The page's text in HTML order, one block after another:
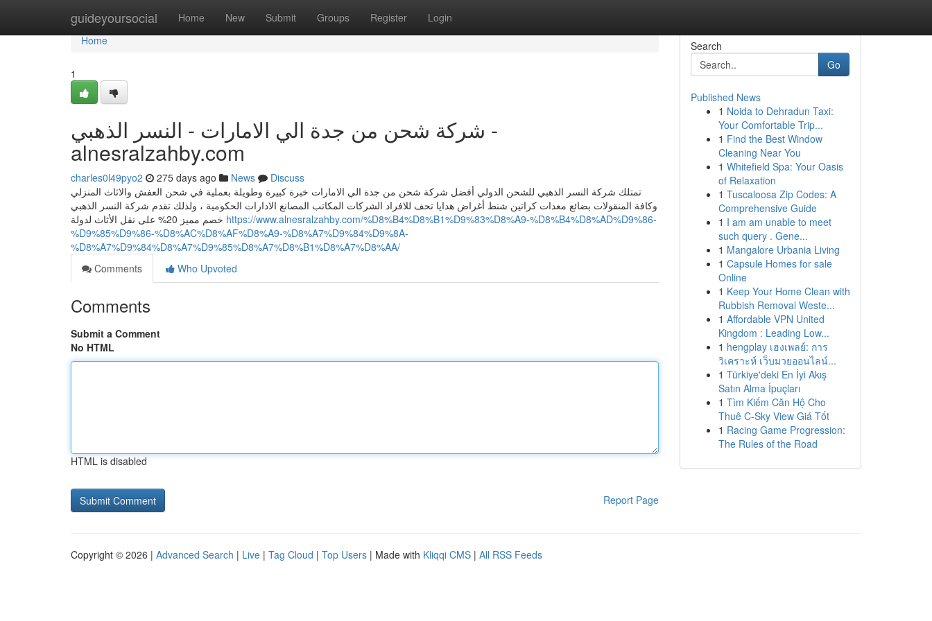
guideyoursocial Home New Submit Groups Register Login
Home
Home
1
شركة شحن من جدة الي الامارات - النسر الذهبي -
alnesralzahby.com
charles0l49pyo2 275 days ago News
Discuss
تمتلك شركة النسر الذهبي للشحن الدولي أفضل شركة شحن من جدة الي الامارات خبرة كبيرة وطويلة بعملية في شحن العفش والاثاث المنزلي
وكافة المنقولات بضائع معدات كراتين شنط أغراض هدايا تحف للافراد الشركات المكاتب المصانع الادارات الحكومية ، ولذلك تقدم شركة النسر الذهبي
https://www.alnesralzahby.com/%D8%B4%D8%B1%D9%83%D8%A9-%D8%B4%D8%AD%D9%86-
%D9%85%D9%86-%D8%AC%D8%AF%D8%A9-%D8%A7%D9%84%D9%8A-
%D8%A7%D9%84%D8%A7%D9%85%D8%A7%D8%B1%D8%A7%D8%AA/
Comments
Who Upvoted
Comments
Submit a Comment
No HTML
HTML is disabled
Report Page
Search
Go
Published News
1 Noida to Dehradun Taxi:
Your Comfortable Trip...
1 Find the Best Window
Cleaning Near You
1 Whitefield Spa: Your Oasis
of Relaxation
1 Tuscaloosa Zip Codes: A
Comprehensive Guide
1 I am am unable to meet
such query . Gene...
1 Mangalore Urbania Living
1 Capsule Homes for sale
Online
1 Keep Your Home Clean with
Rubbish Removal Weste...
1 Affordable VPN United
Kingdom : Leading Low...
1 hengplay เฮงเพลย์: การ
วิเคราะห์ เว็บมวยออนไลน์...
1 Türkiye'deki En İyi Akış
Satın Alma İpuçları
1 Tìm Kiếm Căn Hộ Cho
Thuê C-Sky View Giá Tốt
1 Racing Game Progression:
The Rules of the Road
Copyright © 2026 | Advanced Search | Live | Tag Cloud | Top Users | Made with Kliqqi CMS | All RSS Feeds